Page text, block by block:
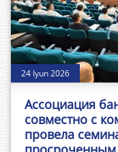
24 Iyun 2026
Ассоциация
совместно с
провела